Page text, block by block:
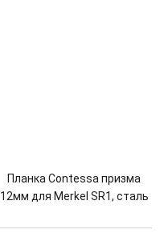
Планка Contessa призма
12мм для Merkel SR1, сталь